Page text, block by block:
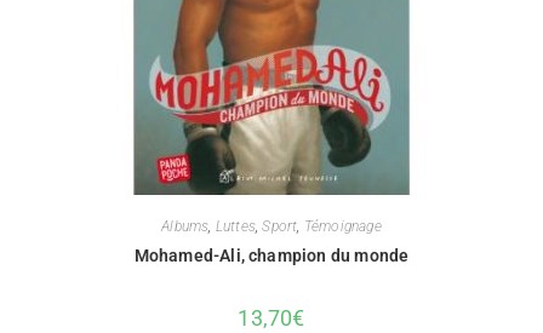
Albums, Luttes,Sport, Témoignage
Mohamed-Ali, champion du monde
13,70€